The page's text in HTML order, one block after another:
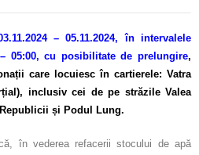
– 05.11.2024, în intervalele
05:00, cu posibilitate de prelungire,
care locuiesc în cartierele: Vatra
inclusiv cei de pe străzile Valea
și Podul Lung.
în vederea refacerii stocului de apă